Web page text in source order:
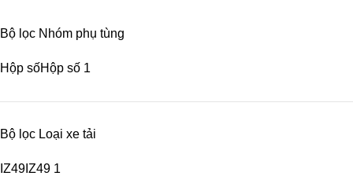
Bộ lọc Nhóm phụ tùng
Hộp sốHộp số 1
Bộ lọc Loại xe tải
IZ49 IZ49 1